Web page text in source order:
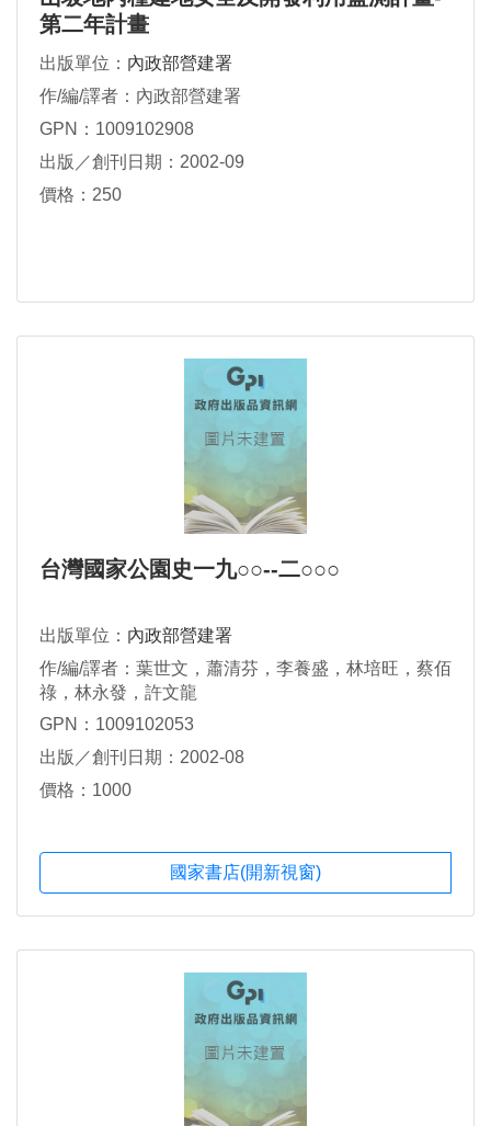
第二年計畫
出版單位： 內政部營建署
作/編/譯者：內政部營建署
GPN：1009102908
出版／創刊日期：2002-09
價格：250
台灣國家公園史一九○○--二○○○
出版單位： 內政部營建署
作/編/譯者：葉世文，蕭清芬，李養盛，林培旺，蔡佰
祿，林永發，許文龍
GPN：1009102053
出版／創刊日期：2002-08
價格：1000
國家書店(開新視窗)